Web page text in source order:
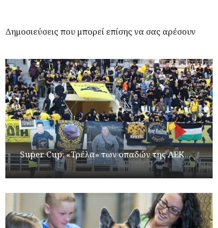
Δημοσιεύσεις που μπορεί επίσης να σας αρέσουν
Super Cup: «Τρέλα» των οπαδών της ΑΕΚ...